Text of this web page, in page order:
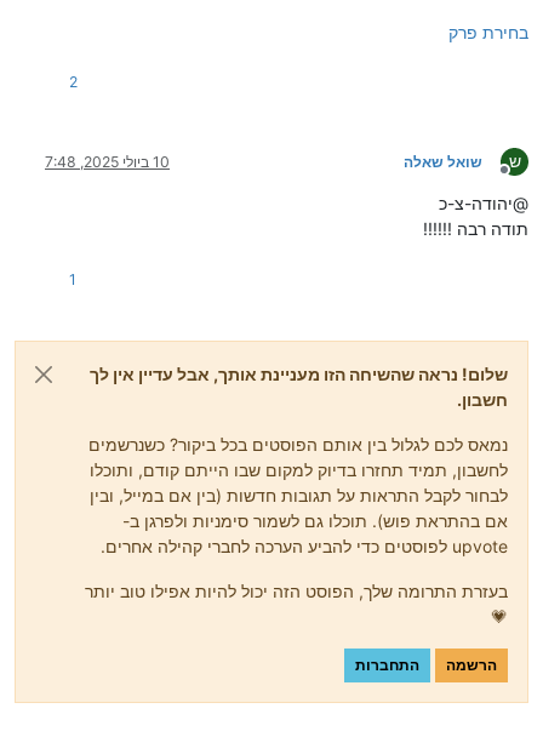
בחירת פרק
2
ש
מנותק
שואל שאלה 10 ביולי 2025, 7:48
@יהודה-צ-כ
תודה רבה !!!!!!
1
שלום! נראה שהשיחה הזו מעניינת אותך, אבל עדיין אין לך
חשבון.
נמאס לכם לגלול בין אותם הפוסטים בכל ביקור? כשנרשמים
לחשבון, תמיד תחזרו בדיוק למקום שבו הייתם קודם, ותוכלו
לבחור לקבל התראות על תגובות חדשות (בין אם במייל, ובין
אם בהתראת פוש). תוכלו גם לשמור סימניות ולפרגן ב-
upvote לפוסטים כדי להביע הערכה לחברי קהילה אחרים.
בעזרת התרומה שלך, הפוסט הזה יכול להיות אפילו טוב יותר
💗
הרשמה התחברות